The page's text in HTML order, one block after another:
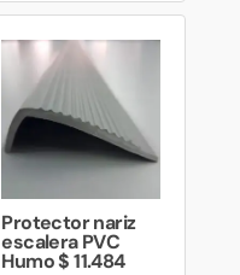
Protector nariz
escalera PVC
Humo $ 11.484